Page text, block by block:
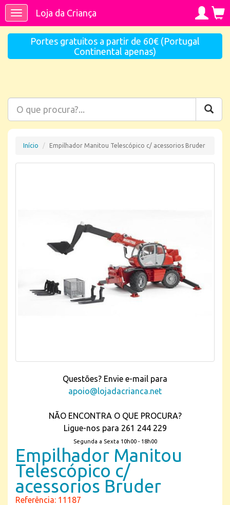
ToggleLoja da Criança
Portes gratuitos a partir de 60€ (Portugal
Continental apenas)
Início Empilhador Manitou Telescópico c/ acessorios Bruder
Questões? Envie e-mail para
apoio@lojadacrianca.net
NÃO ENCONTRA O QUE PROCURA?
Ligue-nos para 261 244 229
Segunda a Sexta 10h00 - 18h00
Empilhador Manitou
Telescópico c/
acessorios Bruder
Referência: 11187